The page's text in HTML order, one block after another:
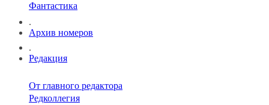
Фантастика
.
Архив номеров
.
Редакция
От главного редактора
Редколлегия